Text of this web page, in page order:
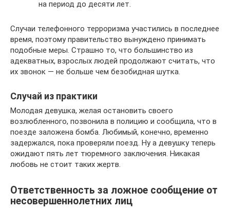
на период до десяти лет.
Случаи телефонного терроризма участились в последнее
время, поэтому правительство вынуждено принимать
подобные меры. Страшно то, что большинство из
адекватных, взрослых людей продолжают считать, что
их звонок — не больше чем безобидная шутка.
Случай из практики
Молодая девушка, желая остановить своего
возлюбленного, позвонила в полицию и сообщила, что в
поезде заложена бомба. Любимый, конечно, временно
задержался, пока проверяли поезд. Ну а девушку теперь
ожидают пять лет тюремного заключения. Никакая
любовь не стоит таких жертв.
Ответственность за ложное сообщение от
несовершеннолетних лиц